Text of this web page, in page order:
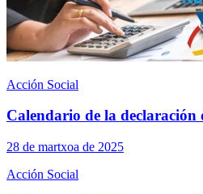
Acción Social
Calendario de la declaración
28 de martxoa de 2025
Acción Social